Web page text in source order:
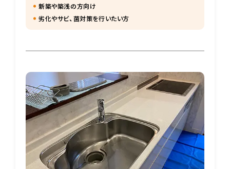
新築や築浅の方向け
劣化やサビ、菌対策を行いたい方